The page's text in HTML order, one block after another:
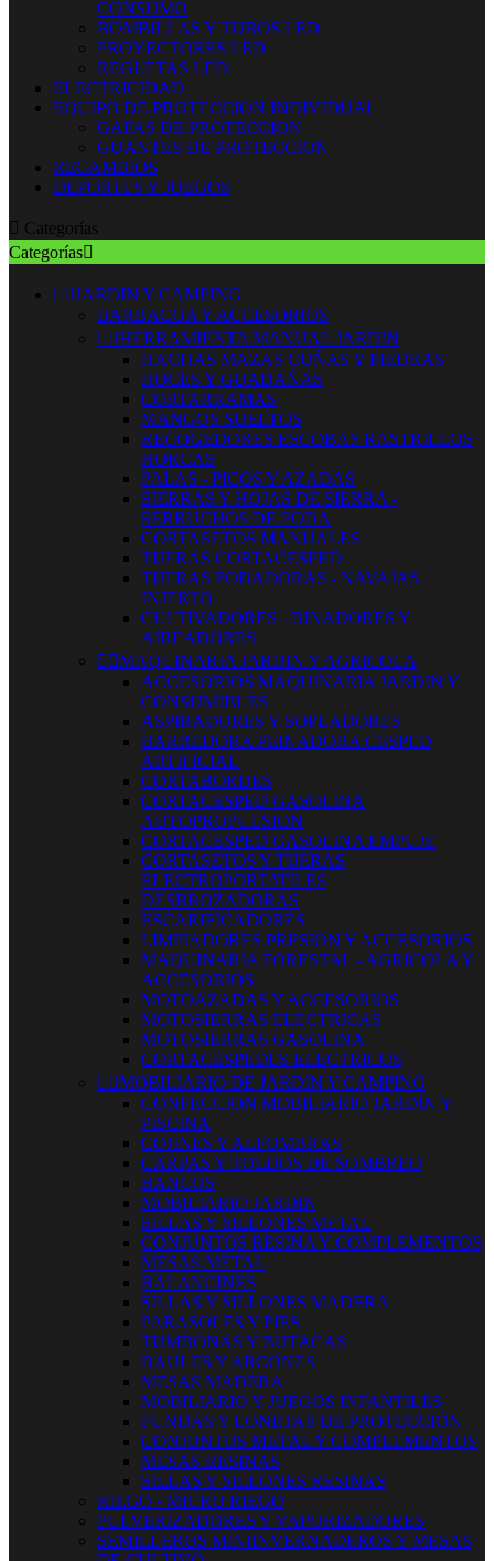
CONSUMO
BOMBILLAS Y TUBOS LED
PROYECTORES LED
REGLETAS LED
ELECTRICIDAD
EQUIPO DE PROTECCION INDIVIDUAL
GAFAS DE PROTECCION
GUANTES DE PROTECCION
RECAMBIOS
DEPORTES Y JUEGOS
 Categorías
Categorías
 JARDIN Y CAMPING
BARBACOA Y ACCESORIOS
 HERRAMIENTA MANUAL JARDIN
HACHAS MAZAS CUÑAS Y PIEDRAS
HOCES Y GUADAÑAS
CORTARRAMAS
MANGOS SUELTOS
RECOGEDORES ESCOBAS RASTRILLOS
HORCAS
PALAS - PICOS Y AZADAS
SIERRAS Y HOJAS DE SIERRA -
SERRUCHOS DE PODA
CORTASETOS MANUALES
TIJERAS CORTACESPED
TIJERAS PODADORAS - NAVAJAS
INJERTO
CULTIVADORES - BINADORES Y
AIREADORES
 MAQUINARIA JARDIN Y AGRICOLA
ACCESORIOS MAQUINARIA JARDIN Y
CONSUMIBLES
ASPIRADORES Y SOPLADORES
BARREDORA PEINADORA CESPED
ARTIFICIAL
CORTABORDES
CORTACESPED GASOLINA
AUTOPROPULSION
CORTACESPED GASOLINA EMPUJE
CORTASETOS Y TIJERAS
ELECTROPORTATILES
DESBROZADORAS
ESCARIFICADORES
LIMPIADORES PRESION Y ACCESORIOS
MAQUINARIA FORESTAL - AGRICOLA Y
ACCESORIOS
MOTOAZADAS Y ACCESORIOS
MOTOSIERRAS ELECTRICAS
MOTOSIERRAS GASOLINA
CORTACESPEDES ELECTRICOS
 MOBILIARIO DE JARDIN Y CAMPING
CONFECCION MOBILIARIO JARDÍN Y
PISCINA
COJINES Y ALFOMBRAS
CARPAS Y TOLDOS DE SOMBREO
BANCOS
MOBILIARIO JARDIN
SILLAS Y SILLONES METAL
CONJUNTOS RESINA Y COMPLEMENTOS
MESAS METAL
BALANCINES
SILLAS Y SILLONES MADERA
PARASOLES Y PIES
TUMBONAS Y BUTACAS
BAULES Y ARCONES
MESAS MADERA
MOBILIARIO Y JUEGOS INFANTILES
FUNDAS Y LONETAS DE PROTECCIÓN
CONJUNTOS METAL Y COMPLEMENTOS
MESAS RESINAS
SILLAS Y SILLONES RESINAS
RIEGO - MICRO RIEGO
PULVERIZADORES Y VAPORIZADORES
SEMILLEROS MINIINVERNADEROS Y MESAS